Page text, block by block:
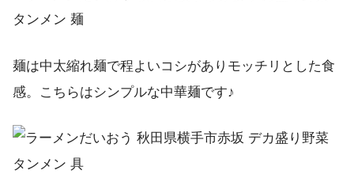
麺は中太縮れ麺で程よいコシがありモッチリとした食
感。こちらはシンプルな中華麺です♪